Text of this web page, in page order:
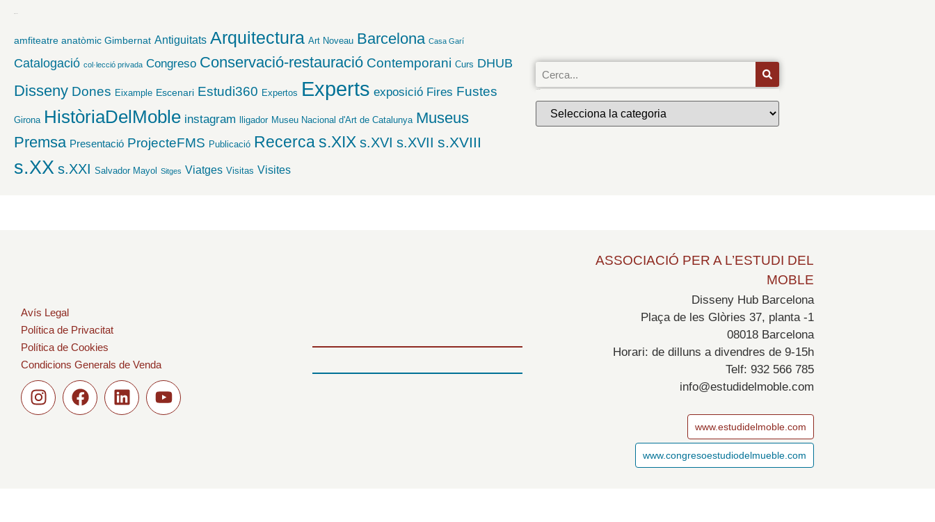
amfiteatre anatòmic Gimbernat Antiguitats Arquitectura Art Noveau Barcelona Casa Garí
Catalogació col·lecció privada Congreso Conservació-restauració Contemporani Curs DHUB
Disseny Dones Eixample Escenari Estudi360 Expertos Experts exposició Fires Fustes
Girona HistòriaDelMoble instagram lligador Museu Nacional d'Art de Catalunya Museus
Premsa Presentació ProjecteFMS Publicació Recercas.XIX s.XVI s.XVII s.XVIII
s.XX s.XXI Salvador Mayol Sitges Viatges Visitas Visites
Avís Legal
Política de Privacitat
Política de Cookies
Condicions Generals de Venda
ASSOCIACIÓ PER A L’ESTUDI DEL
MOBLE
Disseny Hub Barcelona
Plaça de les Glòries 37, planta -1
08018 Barcelona
Horari: de dilluns a divendres de 9-15h
Telf: 932 566 785
info@estudidelmoble.com
www.estudidelmoble.com
www.congresoestudiodelmueble.com